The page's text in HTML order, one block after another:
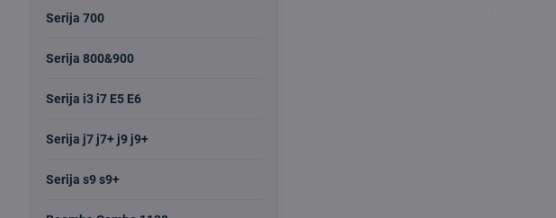
Serija 700
Serija 800&900
Serija i3 i7 E5 E6
Serija j7 j7+ j9 j9+
Serija s9 s9+